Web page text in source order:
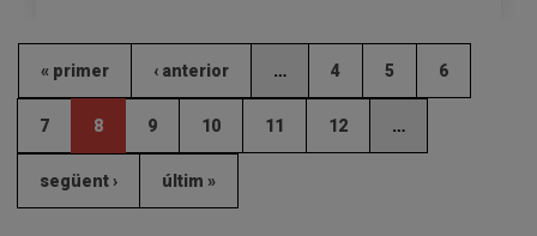
« primer ‹ anterior … 4 5 6
7 8 9 10 11 12 …
següent › últim »